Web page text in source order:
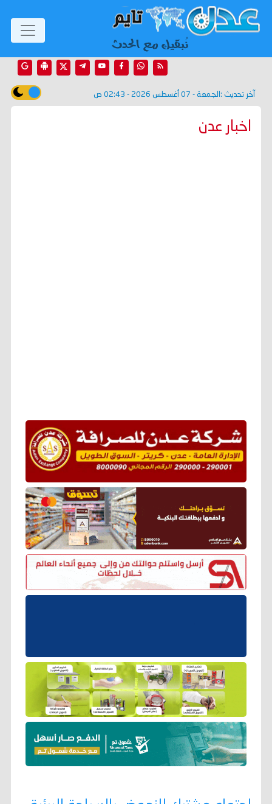
آخر تحديث : الجمعة - 07 أغسطس 2026 - 02:43 ص
اخبار عدن